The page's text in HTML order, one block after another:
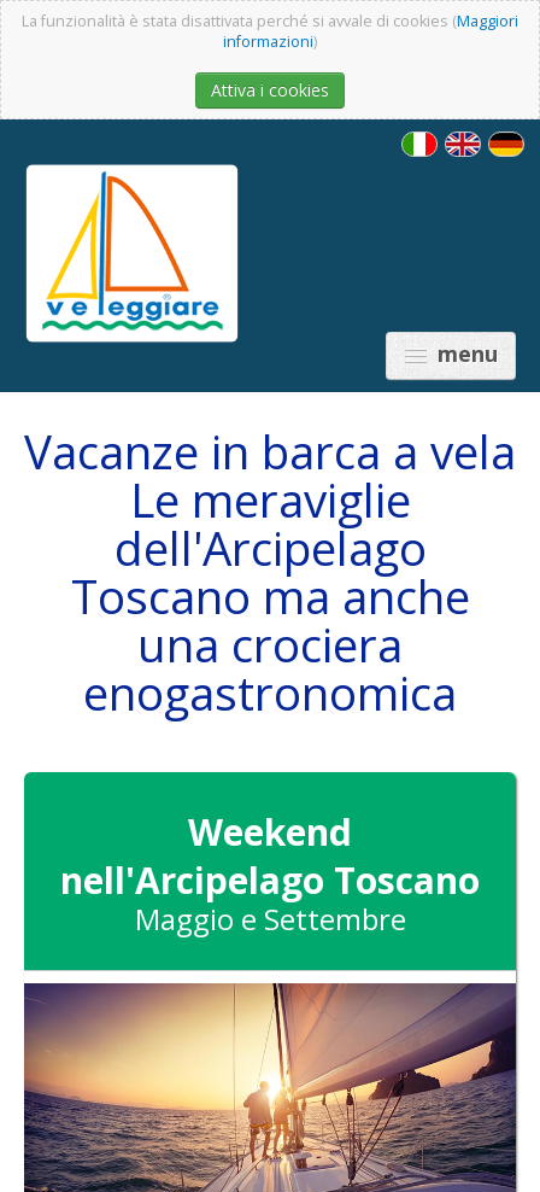
La funzionalità è stata disattivata perché si avvale di cookies (Maggiori
informazioni)
Attiva i cookies
menu
PREISE
DAS SCHIFF
ATTIVITÀ
SKIPPER
GALLERY
Vacanze in barca a vela
Le meraviglie
dell'Arcipelago
Toscano ma anche
una crociera
enogastronomica
Weekend
nell'Arcipelago Toscano
Maggio e Settembre